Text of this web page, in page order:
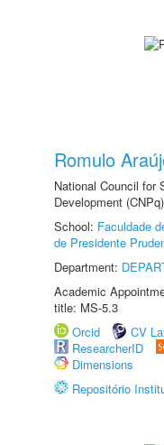
Romulo
National Council for
Development
School: Faculdade
de Presidente
Department:
Academic
title: MS-5.3
Orcid
CV
ResearcherID
Dimensions
Repositório